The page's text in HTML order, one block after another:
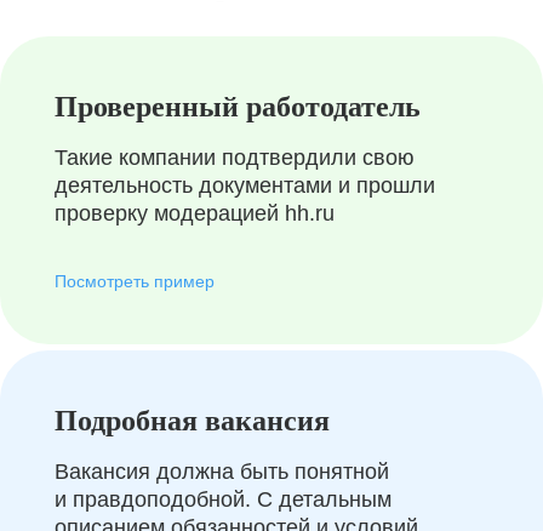
Проверенный работодатель
Такие компании подтвердили свою
деятельность документами и прошли
проверку модерацией hh.ru
Посмотреть пример
Подробная вакансия
Вакансия должна быть понятной
и правдоподобной. С детальным